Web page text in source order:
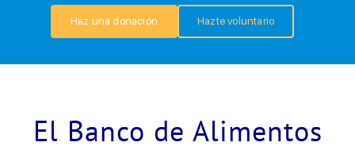
Haz una donación Hazte voluntario
El Banco de Alimentos